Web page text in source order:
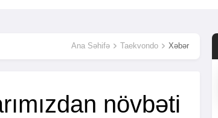
Ana Səhifə Taekvondo Xəbər
növbəti